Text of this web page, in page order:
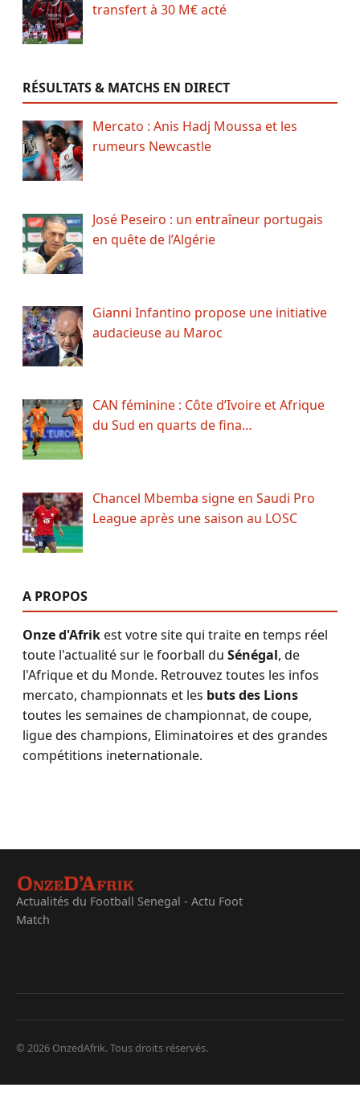
transfert à 30 M€ acté
RÉSULTATS & MATCHS EN DIRECT
Mercato : Anis Hadj Moussa et les
rumeurs Newcastle
José Peseiro : un entraîneur portugais
en quête de l’Algérie
Gianni Infantino propose une initiative
audacieuse au Maroc
CAN féminine : Côte d’Ivoire et Afrique
du Sud en quarts de fina…
Chancel Mbemba signe en Saudi Pro
League après une saison au LOSC
A PROPOS
Onze d'Afrikest votre site qui traite en temps réel
toute l'actualité sur le foorball du Sénégal, de
l'Afrique et du Monde. Retrouvez toutes les infos
mercato, championnats et les buts des Lions
toutes les semaines de championnat, de coupe,
ligue des champions, Eliminatoires et des grandes
compétitions ineternationale.
Actualités du Football Senegal - Actu Foot
Match
© 2026 OnzedAfrik. Tous droits réservés.